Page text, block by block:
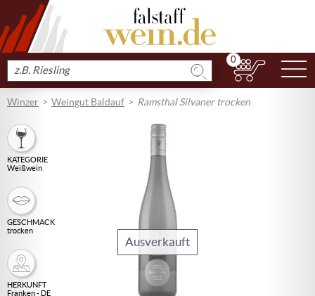
Produkt
suchen
0
Winzer Weingut Baldauf Ramsthal Silvaner trocken
KATEGORIE
Weißwein
GESCHMACK
trocken
HERKUNFT
Franken - DE
Ausverkauft